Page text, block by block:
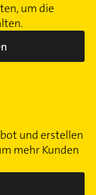
um die
und erstellen
mehr Kunden